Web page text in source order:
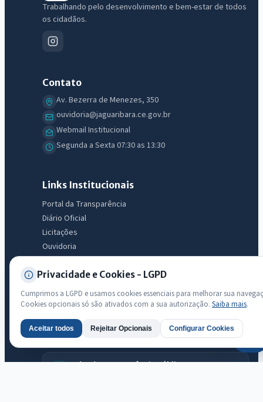
Trabalhando pelo desenvolvimento e bem-estar de todos
os cidadãos.
Contato
Av. Bezerra de Menezes, 350
ouvidoria@jaguaribara.ce.gov.br
Webmail Institucional
Segunda a Sexta 07:30 as 13:30
Links Institucionais
Portal da Transparência
Diário Oficial
Licitações
Ouvidoria
LGPD
Mapa do Site
Acessibilidade
Transparência
Radar da Transparência Pública
Privacidade e Cookies - LGPD
Cumprimos a LGPD e usamos cookies essenciais para melhorar sua
Cookies opcionais só são ativados com a sua autorização. Saiba mais.
Aceitar todos Rejeitar Opcionais Configurar Cookies
IntGest AI
licitações, estrutura ou transparência do município.
Licitações abertas